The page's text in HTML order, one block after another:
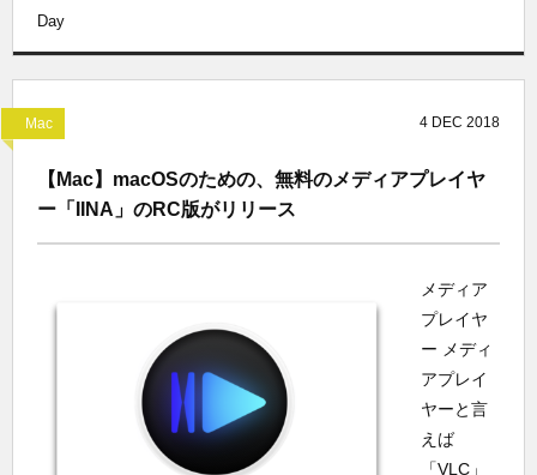
Day
Mac 4 DEC 2018
【Mac】macOSのための、無料のメディアプレイヤ
ー「IINA」のRC版がリリース
メディア
プレイヤ
ー メディ
アプレイ
ヤーと言
えば
「VLC」